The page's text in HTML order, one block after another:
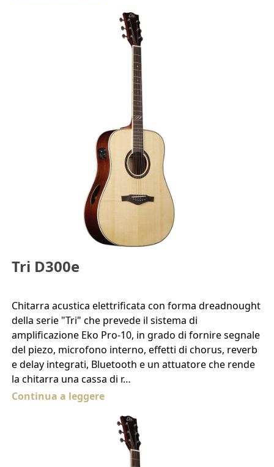
Tri D300e
Chitarra acustica elettrificata con forma dreadnought
della serie "Tri" che prevede il sistema di
amplificazione Eko Pro-10, in grado di fornire segnale
del piezo, microfono interno, effetti di chorus, reverb
e delay integrati, Bluetooth e un attuatore che rende
la chitarra una cassa di r…
Continua a leggere